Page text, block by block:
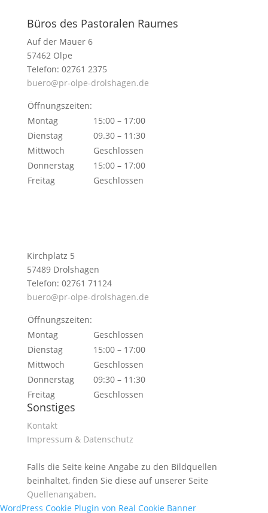
Büros des Pastoralen Raumes
Auf der Mauer 6
57462 Olpe
Telefon: 02761 2375
buero@pr-olpe-drolshagen.de
Öffnungszeiten:
Montag
15:00 – 17:00
Dienstag
09.30 – 11:30
Mittwoch
Geschlossen
Donnerstag
15:00 – 17:00
Freitag
Geschlossen
Kirchplatz 5
57489 Drolshagen
Telefon: 02761 71124
buero@pr-olpe-drolshagen.de
Öffnungszeiten:
Montag
Geschlossen
Dienstag
15:00 – 17:00
Mittwoch
Geschlossen
Donnerstag
09:30 – 11:30
Freitag
Geschlossen
Sonstiges
Kontakt
Impressum & Datenschutz
Falls die Seite keine Angabe zu den Bildquellen
beinhaltet, finden Sie diese auf unserer Seite
Quellenangaben.
WordPress Cookie Plugin von Real Cookie Banner